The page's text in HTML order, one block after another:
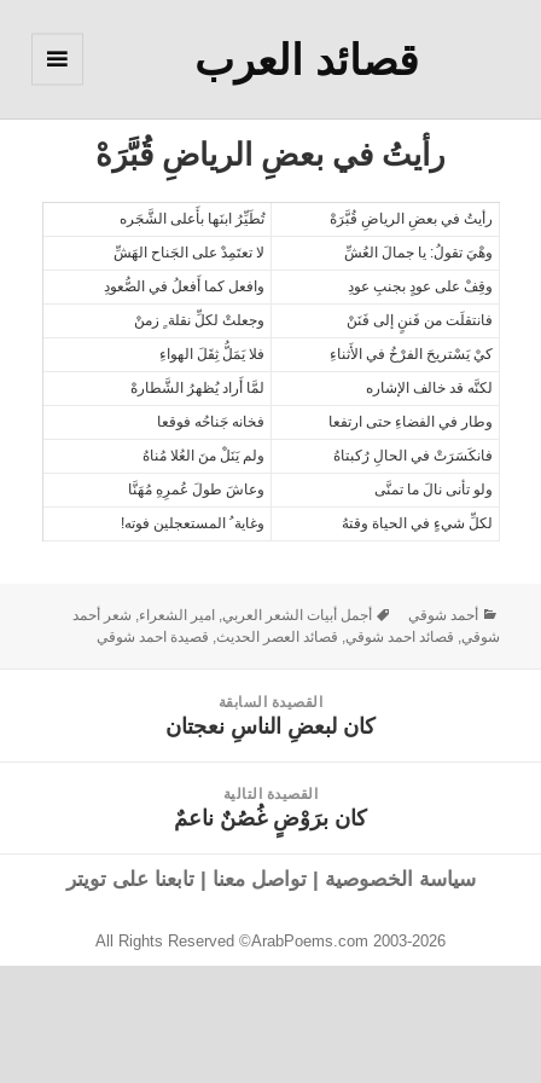
قصائد العرب
رأيتُ في بعضِ الرياضِ قُبَّرَهْ
رأيتُ في بعضِ الرياضِ قُبَّرَهْ
تُطَيِّرُ ابنَها بأَعلى الشَّجَره
وهْيَ تقولُ: يا جمالَ العُشِّ
لا تعتَمِدْ على الجَناح الهَشِّ
وقِفْ على عودٍ بجنبِ عودِ
وافعل كما أَفعلُ في الصُّعودِ
فانتقلَت من فَننٍ إلى فَنَنْ
وجعلتْ لكلِّ نقلة ٍ زمنْ
كيْ يَسْتريحَ الفرْخُ في الأَثناءِ
فلا يَمَلُّ ثِقَلَ الهواءِ
لكنَّه قد خالف الإشاره
لمَّا أَراد يُظهرُ الشَّطارهْ
وطار في الفضاءِ حتى ارتفعا
فخانه جَناحُه فوقعا
فانكَسَرَتْ في الحالِ رُكبتاهُ
ولم يَنَلْ منَ العُلا مُناهُ
ولو تأنى نالَ ما تمنَّى
وعاشَ طولَ عُمرِهِ مُهَنَّا
لكلِّ شيءٍ في الحياة وقتهُ
وغاية ُ المستعجلين فوته!
أحمد شوقي أجمل أبيات الشعر العربي, امير الشعراء, شعر أحمد
شوقي, قصائد احمد شوقي, قصائد العصر الحديث, قصيدة احمد شوقي
القصيدة السابقة
كان لبعضِ الناسِ نعجتان
القصيدة التالية
كان برَوْضٍ غُصُنٌ ناعمٌ
سياسة الخصوصية |تواصل معنا |تابعنا على تويتر
All Rights Reserved ©ArabPoems.com 2003-2026